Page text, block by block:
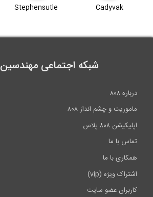
Cadyvak
Stephensutle
شبکه اجتماعی مهندسین 808
درباره ۸۰۸
ماموریت و چشم انداز ۸۰۸
اپلیکیشن ۸۰۸ پلاس
تماس با ما
همکاری با ما
اشتراک ویژه (vip)
کاربران عضو سایت